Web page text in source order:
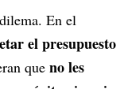
En el
el presupuesto
que no les